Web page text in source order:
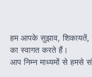
हम आपके सुझाव, शिकायतें,
का स्वागत करते हैं।
आप निम्न माध्यमों से हमसे